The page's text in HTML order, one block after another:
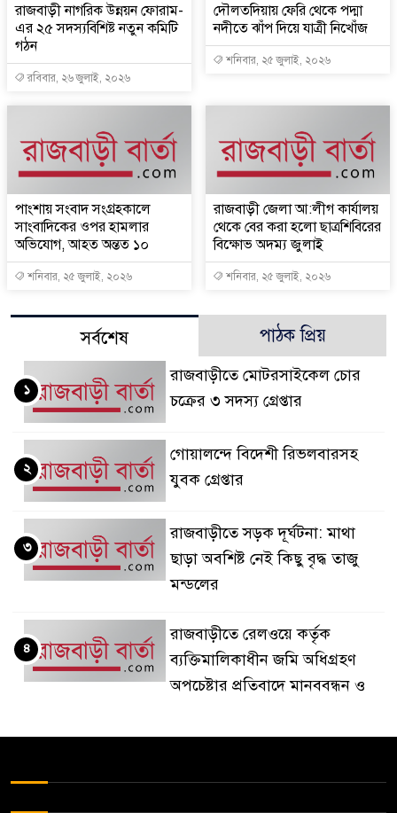
রাজবাড়ী নাগরিক উন্নয়ন ফোরাম-
এর ২৫ সদস্যবিশিষ্ট নতুন কমিটি
গঠন
রবিবার, ২৬ জুলাই, ২০২৬
দৌলতদিয়ায় ফেরি থেকে পদ্মা
নদীতে ঝাঁপ দিয়ে যাত্রী নিখোঁজ
শনিবার, ২৫ জুলাই, ২০২৬
পাংশায় সংবাদ সংগ্রহকালে
সাংবাদিকের ওপর হামলার
অভিযোগ, আহত অন্তত ১০
শনিবার, ২৫ জুলাই, ২০২৬
রাজবাড়ী জেলা আ:লীগ কার্যালয়
থেকে বের করা হলো ছাত্রশিবিরের
বিক্ষোভ অদম্য জুলাই
শনিবার, ২৫ জুলাই, ২০২৬
সর্বশেষ পাঠক প্রিয়
রাজবাড়ীতে মোটরসাইকেল চোর
চক্রের ৩ সদস্য গ্রেপ্তার
১
গোয়ালন্দে বিদেশী রিভলবারসহ
যুবক গ্রেপ্তার
২
রাজবাড়ীতে সড়ক দূর্ঘটনা: মাথা
ছাড়া অবশিষ্ট নেই কিছু বৃদ্ধ তাজু
মন্ডলের
৩
রাজবাড়ীতে রেলওয়ে কর্তৃক
ব্যক্তিমালিকাধীন জমি অধিগ্রহণ
অপচেষ্টার প্রতিবাদে মানববন্ধন ও
৪
সিএনজি চালকের লাশ উদ্ধার